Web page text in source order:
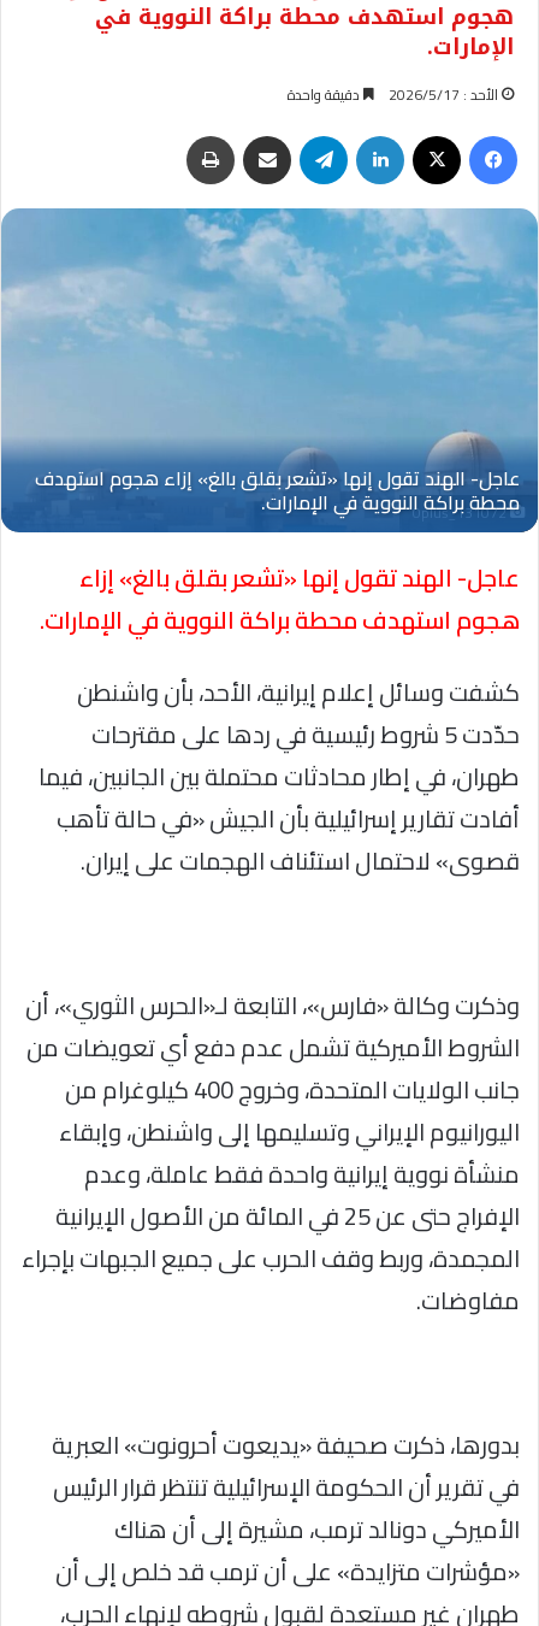
هجوم استهدف محطة براكة النووية في
الإمارات.
الأحد : 2026/5/17 دقيقة واحدة
فيسبوك لينكدإن تيلقرام مشاركة عبر البريد
Oplus_131072
عاجل- الهند تقول إنها «تشعر بقلق بالغ» إزاء
هجوم استهدف محطة براكة النووية في الإمارات.
كشفت وسائل إعلام إيرانية، الأحد، بأن واشنطن
حدّدت 5 شروط رئيسية في ردها على مقترحات
طهران، في إطار محادثات محتملة بين الجانبين، فيما
أفادت تقارير إسرائيلية بأن الجيش «في حالة تأهب
قصوى» لاحتمال استئناف الهجمات على إيران.
وذكرت وكالة «فارس»، التابعة لـ«الحرس الثوري»، أن
الشروط الأميركية تشمل عدم دفع أي تعويضات من
جانب الولايات المتحدة، وخروج 400 كيلوغرام من
اليورانيوم الإيراني وتسليمها إلى واشنطن، وإبقاء
منشأة نووية إيرانية واحدة فقط عاملة، وعدم
الإفراج حتى عن 25 في المائة من الأصول الإيرانية
المجمدة، وربط وقف الحرب على جميع الجبهات بإجراء
مفاوضات.
بدورها، ذكرت صحيفة «يديعوت أحرونوت» العبرية
في تقرير أن الحكومة الإسرائيلية تنتظر قرار الرئيس
الأميركي دونالد ترمب، مشيرة إلى أن هناك
«مؤشرات متزايدة» على أن ترمب قد خلص إلى أن
طهران غير مستعدة لقبول شروطه لإنهاء الحرب،